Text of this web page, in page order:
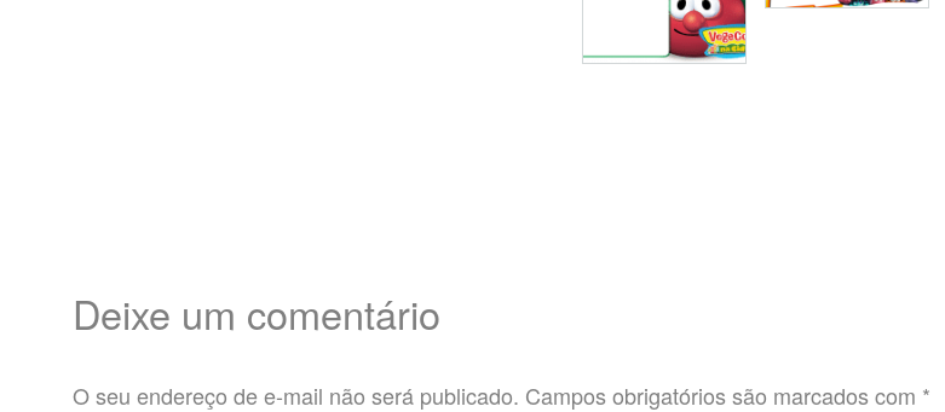
Deixe um comentário
O seu endereço de e-mail não será publicado. Campos obrigatórios são marcados com *